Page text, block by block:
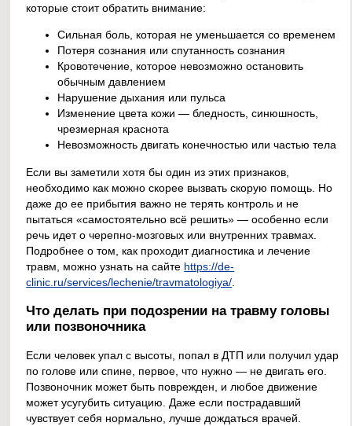
которые стоит обратить внимание:
Сильная боль, которая не уменьшается со временем
Потеря сознания или спутанность сознания
Кровотечение, которое невозможно остановить
обычным давлением
Нарушение дыхания или пульса
Изменение цвета кожи — бледность, синюшность,
чрезмерная краснота
Невозможность двигать конечностью или частью тела
Если вы заметили хотя бы один из этих признаков,
необходимо как можно скорее вызвать скорую помощь. Но
даже до ее прибытия важно не терять контроль и не
пытаться «самостоятельно всё решить» — особенно если
речь идет о черепно-мозговых или внутренних травмах.
Подробнее о том, как проходит диагностика и лечение
травм, можно узнать на сайте https://de-
clinic.ru/services/lechenie/travmatologiya/
Что делать при подозрении на травму головы
или позвоночника
Если человек упал с высоты, попал в ДТП или получил удар
по голове или спине, первое, что нужно — не двигать его.
Позвоночник может быть поврежден, и любое движение
может усугубить ситуацию. Даже если пострадавший
чувствует себя нормально, лучше дождаться врачей.